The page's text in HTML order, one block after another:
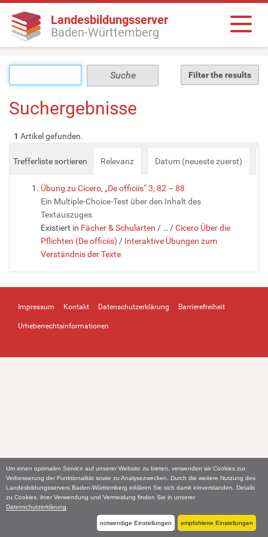
Um einen optimalen Service auf unserer Website zu bieten, verwenden wir Cookies zur
Verbesserung der Funktionalität sowie zu Analysezwecken. Durch die weitere Nutzung des
Landesbildungsservers Baden-Württemberg erklären Sie sich damit einverstanden. Details
zu Cookies, ihrer Verwendung und Vermeidung finden Sie in unserer
Datenschutzerklärung
notwendige Einstellungen empfohlene Einstellungen
Landesbildungsserver
Baden-Württemberg
Filter the results
Suchergebnisse
1 Artikel gefunden.
Trefferliste sortieren Relevanz Datum (neueste zuerst)
Übung zu Cicero, „De officiis“ 3, 82 – 88
Ein Multiple-Choice-Test über den Inhalt des
Textauszuges
Existiert in Fächer & Schularten / … /Cicero Über die
Pflichten (De officiis) / Interaktive Übungen zum
Verständnis der Texte
Impressum Kontakt Datenschutzerklärung Barrierefreiheit
Urheberrechtsinformationen